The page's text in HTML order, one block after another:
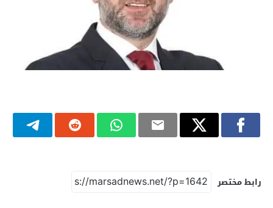
رابط مختصر